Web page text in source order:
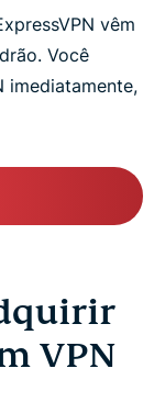
vêm
Você
imediatamente,
VPN